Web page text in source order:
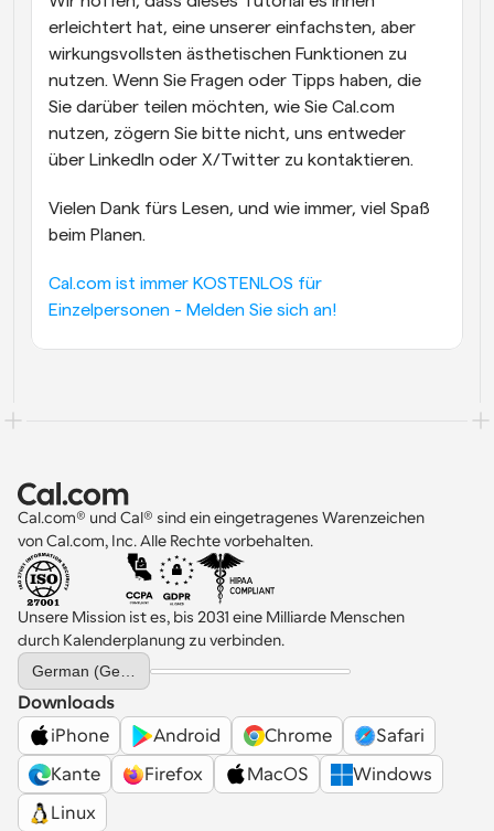
erleichtert hat, eine unserer einfachsten, aber
wirkungsvollsten ästhetischen Funktionen zu
nutzen. Wenn Sie Fragen oder Tipps haben, die
Sie darüber teilen möchten, wie Sie Cal.com
nutzen, zögern Sie bitte nicht, uns entweder
über LinkedIn oder X/Twitter zu kontaktieren.
Vielen Dank fürs Lesen, und wie immer, viel Spaß
beim Planen.
Cal.com ist immer KOSTENLOS für
Einzelpersonen - Melden Sie sich an!
Cal.com® und Cal® sind ein eingetragenes Warenzeichen
von Cal.com, Inc. Alle Rechte vorbehalten.
Unsere Mission ist es, bis 2031 eine Milliarde Menschen
durch Kalenderplanung zu verbinden.
Select Language
Downloads
iPhone
Android Chrome
Safari
Kante
Firefox MacOS
Windows
Linux